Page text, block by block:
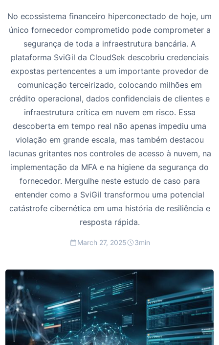
No ecossistema financeiro hiperconectado de hoje, um
único fornecedor comprometido pode comprometer a
segurança de toda a infraestrutura bancária. A
plataforma SviGil da CloudSek descobriu credenciais
expostas pertencentes a um importante provedor de
comunicação terceirizado, colocando milhões em
crédito operacional, dados confidenciais de clientes e
infraestrutura crítica em nuvem em risco. Essa
descoberta em tempo real não apenas impediu uma
violação em grande escala, mas também destacou
lacunas gritantes nos controles de acesso à nuvem, na
implementação da MFA e na higiene da segurança do
fornecedor. Mergulhe neste estudo de caso para
entender como a SviGil transformou uma potencial
catástrofe cibernética em uma história de resiliência e
resposta rápida.
March 27, 2025 3min